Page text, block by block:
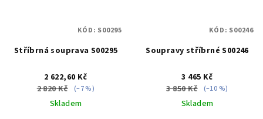
Stříbrná souprava S00295
2 622,60 Kč
2 820 Kč (–7 %)
Skladem
KÓD: S00295
Soupravy stříbrné S00246
3 465 Kč
3 850 Kč
(–10 %)
Skladem
KÓD: S00246